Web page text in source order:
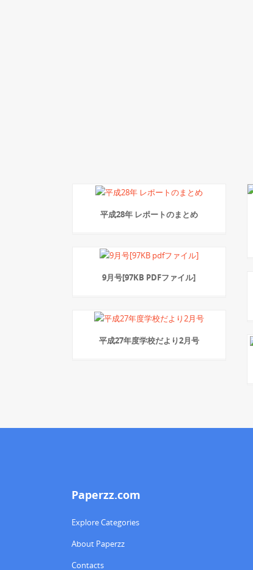
平成28年 レポートのまとめ
9月号[97KB PDFファイル]
平成27年度学校だより2月号
Paperzz.com
Explore Categories
About Paperzz
Contacts